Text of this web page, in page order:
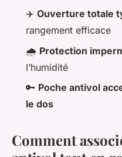
✈️ Ouverture totale
rangement efficace
🌧️ Protection
l’humidité
🔑 Poche antivol
le dos
Comment